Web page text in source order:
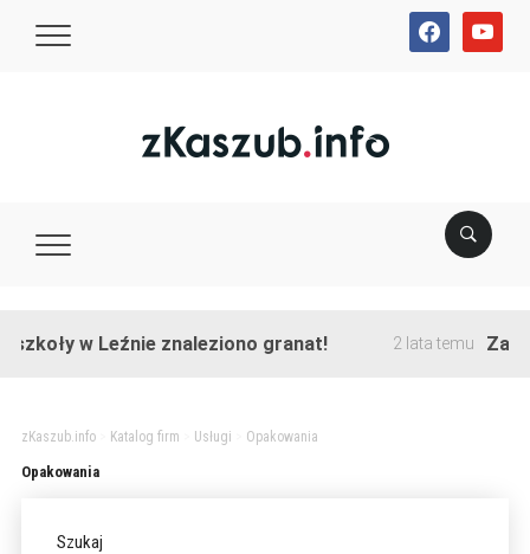
facebookyoutube
w Leźnie znaleziono granat! 2 lata temu
zKaszub.info> Katalog firm Usługi Opakowania
Opakowania
Szukaj